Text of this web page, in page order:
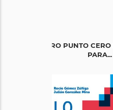
LO CERO PUNTO
PARA...